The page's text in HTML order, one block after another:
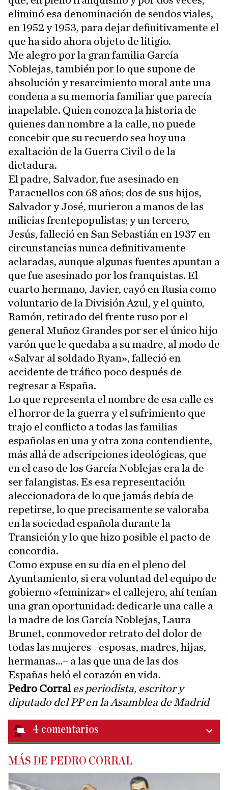
eliminó esa denominación de sendos viales,
en 1952 y 1953, para dejar definitivamente el
que ha sido ahora objeto de litigio.
Me alegro por la gran familia García
Noblejas, también por lo que supone de
absolución y resarcimiento moral ante una
condena a su memoria familiar que parecía
inapelable. Quien conozca la historia de
quienes dan nombre a la calle, no puede
concebir que su recuerdo sea hoy una
exaltación de la Guerra Civil o de la
dictadura.
El padre, Salvador, fue asesinado en
Paracuellos con 68 años; dos de sus hijos,
Salvador y José, murieron a manos de las
milicias frentepopulistas; y un tercero,
Jesús, falleció en San Sebastián en 1937 en
circunstancias nunca definitivamente
aclaradas, aunque algunas fuentes apuntan a
que fue asesinado por los franquistas. El
cuarto hermano, Javier, cayó en Rusia como
voluntario de la División Azul, y el quinto,
Ramón, retirado del frente ruso por el
general Muñoz Grandes por ser el único hijo
varón que le quedaba a su madre, al modo de
«Salvar al soldado Ryan», falleció en
accidente de tráfico poco después de
regresar a España.
Lo que representa el nombre de esa calle es
el horror de la guerra y el sufrimiento que
trajo el conflicto a todas las familias
españolas en una y otra zona contendiente,
más allá de adscripciones ideológicas, que
en el caso de los García Noblejas era la de
ser falangistas. Es esa representación
aleccionadora de lo que jamás debía de
repetirse, lo que precisamente se valoraba
en la sociedad española durante la
Transición y lo que hizo posible el pacto de
concordia.
Como expuse en su día en el pleno del
Ayuntamiento, si era voluntad del equipo de
gobierno «feminizar» el callejero, ahí tenían
una gran oportunidad: dedicarle una calle a
la madre de los García Noblejas, Laura
Brunet, conmovedor retrato del dolor de
todas las mujeres –esposas, madres, hijas,
hermanas…– a las que una de las dos
Españas heló el corazón en vida.
Pedro Corrales periodista, escritor y
diputado del PP en la Asamblea de Madrid
4 comentarios
MÁS DE PEDRO CORRAL